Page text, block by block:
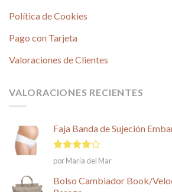
Política de Cookies
Pago con Tarjeta
Valoraciones de Clientes
VALORACIONES RECIENTES
Faja Banda de Sujeción
Valorado
en
5
por María del Mar
Bolso Cambiador Book/